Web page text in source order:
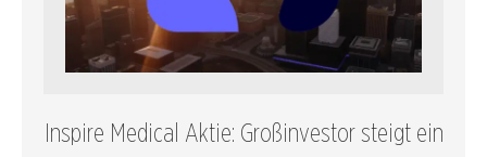
Inspire Medical Aktie: Großinvestor steigt ein